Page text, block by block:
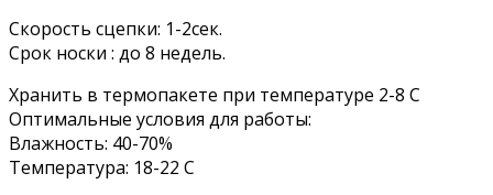
Скорость сцепки: 1-2сек.
Срок носки : до 8 недель.
Хранить в термопакете при температуре 2-8 С
Оптимальные условия для работы:
Влажность: 40-70%
Температура: 18-22 C